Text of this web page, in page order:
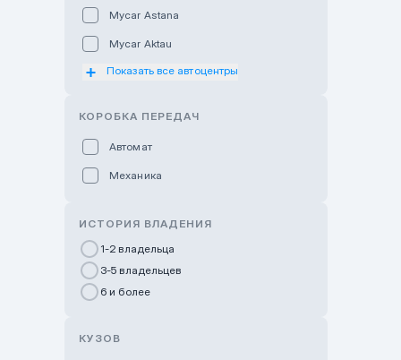
Mycar Astana
Mycar Aktau
Mycar Uralsk
GWM Nurly Zhol
Chery Astana
Показать все автоцентры
КОРОБКА ПЕРЕДАЧ
Автомат
Механика
ИСТОРИЯ ВЛАДЕНИЯ
1-2 владельца
3-5 владельцев
6 и более
КУЗОВ